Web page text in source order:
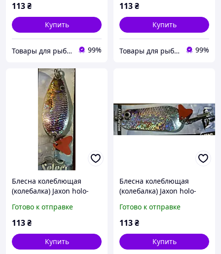
113₴
Купить
Товары для рыбалки. ЧП Рыбальченко 99%
113₴
Купить
Товары для рыбалки. ЧП Рыбальченко 99%
Блесна колеблющая
(колебалка) Jaxon holo-
Готово к отправке
113₴
Купить
Блесна колеблющая
(колебалка) Jaxon holo-
Готово к отправке
113₴
Купить